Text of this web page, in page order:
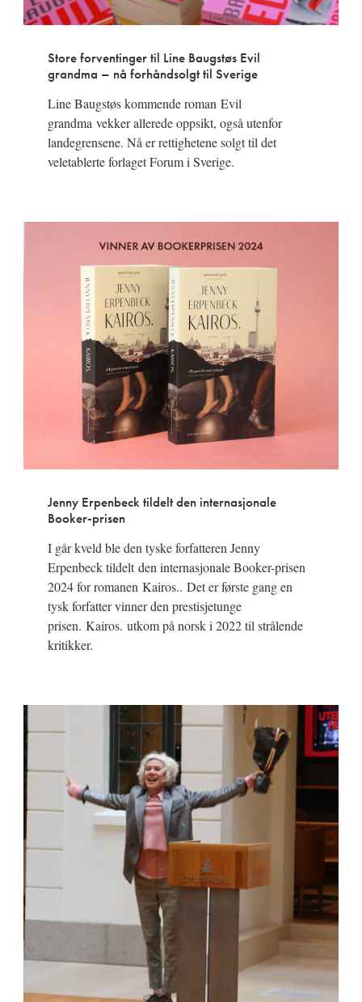
Store forventinger til Line Baugstøs Evil
grandma – nå forhåndsolgt til Sverige
Line Baugstøs kommende roman Evil
grandma vekker allerede oppsikt, også utenfor
landegrensene. Nå er rettighetene solgt til det
veletablerte forlaget Forum i Sverige.
Jenny Erpenbeck tildelt den internasjonale
Booker-prisen
I går kveld ble den tyske forfatteren Jenny
Erpenbeck tildelt den internasjonale Booker-prisen
2024 for romanen Kairos.. Det er første gang en
tysk forfatter vinner den prestisjetunge
prisen. Kairos. utkom på norsk i 2022 til strålende
kritikker.